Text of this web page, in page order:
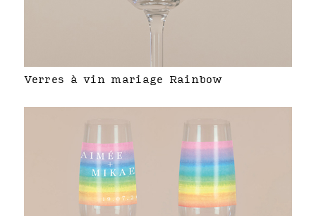
Verres à vin mariage Rainbow